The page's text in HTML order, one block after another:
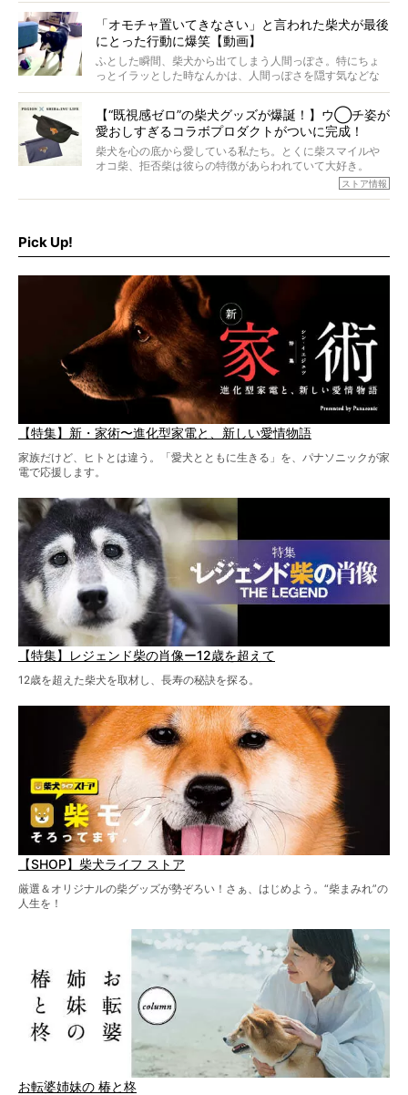
ォーカスし、その元気の秘訣や、老犬と暮らすうえで大切
だと思うことを、オーナーさんに語っていただきます。今
回登場してくれたのは、17歳のときろうくん。小さい頃か
ら食が細かったため、何でも食べさせてきたということで
「オモチャ置いてきなさい」と言われた柴犬が最後
にとった行動に爆笑【動画】
ふとした瞬間、柴犬から出てしまう人間っぽさ。特にちょ
っとイラッとした時なんかは、人間っぽさを隠す気などな
いように見えます。もしかして本当の本当は、中身は人間
【“既視感ゼロ”の柴犬グッズが爆誕！】ウ◯チ姿が
愛おしすぎるコラボプロダクトがついに完成！
柴犬を心の底から愛している私たち。とくに柴スマイルや
オコ柴、拒否柴は彼らの特徴があらわれていて大好き。
でもちょっと待て…もうひとつ、忘れてはならない愛おしい
シーンがあったぞ。それは、背中を丸めて“ウンチなう”の姿
ストア情報
Pick Up!
【特集】新・家術〜進化型家電と、新しい愛情物語
家族だけど、ヒトとは違う。「愛犬とともに生きる」を、パナソニックが家
電で応援します。
【特集】レジェンド柴の肖像ー12歳を超えて
12歳を超えた柴犬を取材し、長寿の秘訣を探る。
【SHOP】柴犬ライフ ストア
厳選＆オリジナルの柴グッズが勢ぞろい！さぁ、はじめよう。“柴まみれ”の
人生を！
お転婆姉妹の 椿と柊